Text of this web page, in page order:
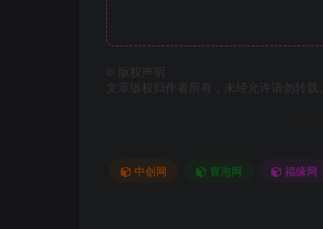
版权声明
文章版权归作者所有，未经允许请勿转载。
中创网 冒泡网 福缘网